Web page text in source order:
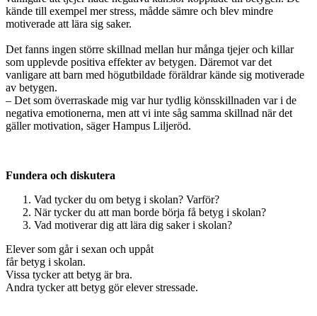
kände till exempel mer stress, mådde sämre och blev mindre
motiverade att lära sig saker.
Det fanns ingen större skillnad mellan hur många tjejer och killar
som upplevde positiva effekter av betygen. Däremot var det
vanligare att barn med högutbildade föräldrar kände sig motiverade
av betygen.
– Det som överraskade mig var hur tydlig könsskillnaden var i de
negativa emotionerna, men att vi inte såg samma skillnad när det
gäller motivation, säger Hampus Liljeröd.
Fundera och diskutera
Vad tycker du om betyg i skolan? Varför?
När tycker du att man borde börja få betyg i skolan?
Vad motiverar dig att lära dig saker i skolan?
Elever som går i sexan och uppåt
får betyg i skolan.
Vissa tycker att betyg är bra.
Andra tycker att betyg gör elever stressade.